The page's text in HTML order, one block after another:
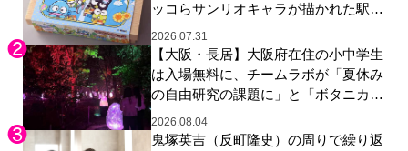
ッコらサンリオキャラが描かれた駅弁
やグッズが登場
2026.07.31
【大阪・長居】大阪府在住の小中学生
は入場無料に、チームラボが「夏休み
の自由研究の課題に」と「ボタニカル
ガーデン 大阪」へ招待
2026.08.04
鬼塚英吉（反町隆史）の周りで繰り返